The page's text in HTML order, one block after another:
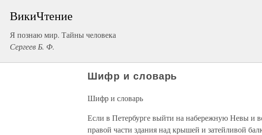
ВикиЧтение
Я познаю мир. Тайны человека
Сергеев Б. Ф.
Шифр и словарь
Шифр и словарь
Если в Петербурге выйти на набережную Невы и
правой части здания над крышей и затейливой